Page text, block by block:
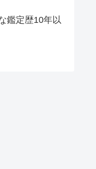
鑑定歴10年以